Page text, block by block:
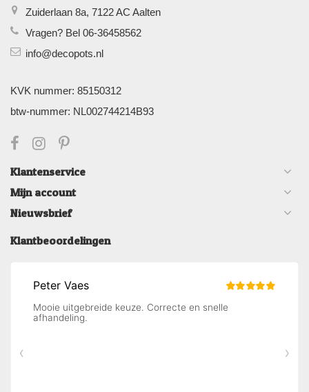
Zuiderlaan 8a, 7122 AC Aalten
Vragen? Bel 06-36458562
info@decopots.nl
KVK nummer: 85150312
btw-nummer: NL002744214B93
Klantenservice
Mijn account
Nieuwsbrief
Klantbeoordelingen